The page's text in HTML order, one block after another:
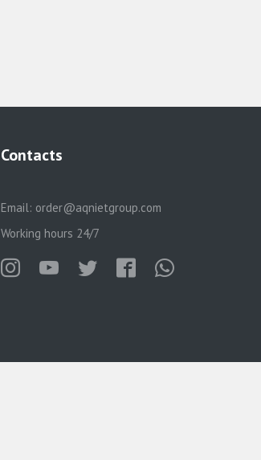
Contacts
Email: order@aqnietgroup.com
Working hours 24/7